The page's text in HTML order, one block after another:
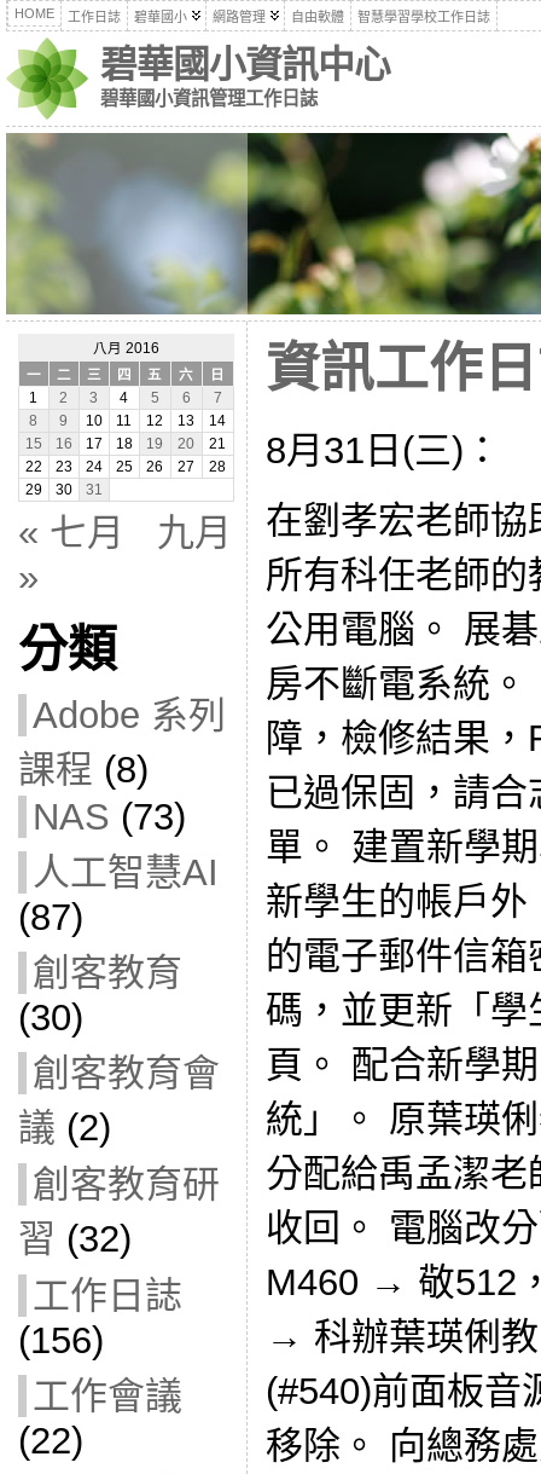
HOME 工作日誌 碧華國小 網路管理 自由軟體 智慧學習學校工作日誌
碧華國小資訊中心
碧華國小資訊管理工作日誌
八月 2016
一
二 三 四 五 六
日
1
2 3 4 5 6
7
8
9 10 11 12 13
14
15
16 17 18 19 20
21
22
23 24 25 26 27
28
29
30 31
« 七月
九月
»
分類
Adobe 系列
課程 (8)
NAS (73)
人工智慧AI
(87)
創客教育
(30)
創客教育會
議 (2)
創客教育研
習 (32)
工作日誌
(156)
工作會議
(22)
資訊工作
8月31日(三)：
在劉孝宏老師
所有科任老師
公用電腦。 展
房不斷電系統
障，檢修結果
已過保固，請
單。 建置新學
新學生的帳戶
的電子郵件信
碼，並更新「
頁。 配合新學
統」。 原葉瑛
分配給禹孟潔
收回。 電腦改
M460 → 敬512
→ 科辦葉瑛俐
(#540)前面板音
移除。 向總務